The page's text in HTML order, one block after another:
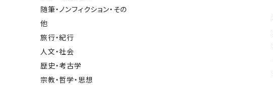
随筆・ノンフィクション・その
他
旅行・紀行
人文・社会
歴史・考古学
宗教・哲学・思想